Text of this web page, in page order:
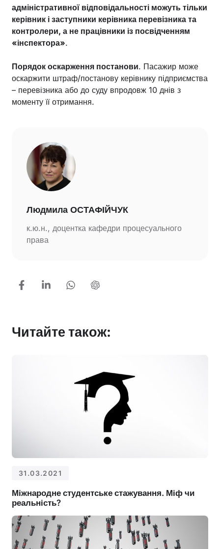
адміністративної відповідальності можуть тільки
керівник і заступники керівника перевізника та
контролери, а не працівники із посвідченням
«інспектора».
Порядок оскарження постанови. Пасажир може
оскаржити штраф/постанову керівнику підприємства
– перевізника або до суду впродовж 10 днів з
моменту її отримання.
Людмила ОСТАФІЙЧУК
к.ю.н., доцентка кафедри процесуального
права
Читайте також:
31.03.2021
Міжнародне студентське стажування. Міф чи
реальність?